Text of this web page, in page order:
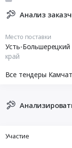
Анализ
Место поставки
Усть-Большерецкий
край
Все тендеры
Участие